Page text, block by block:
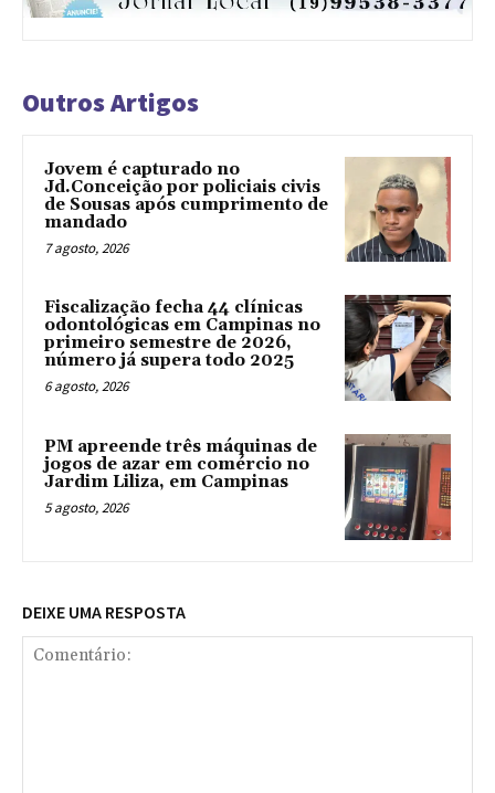
Outros Artigos
Jovem é capturado no
Jd.Conceição por policiais civis
de Sousas após cumprimento de
mandado
7 agosto, 2026
Fiscalização fecha 44 clínicas
odontológicas em Campinas no
primeiro semestre de 2026,
número já supera todo 2025
6 agosto, 2026
PM apreende três máquinas de
jogos de azar em comércio no
Jardim Liliza, em Campinas
5 agosto, 2026
DEIXE UMA RESPOSTA